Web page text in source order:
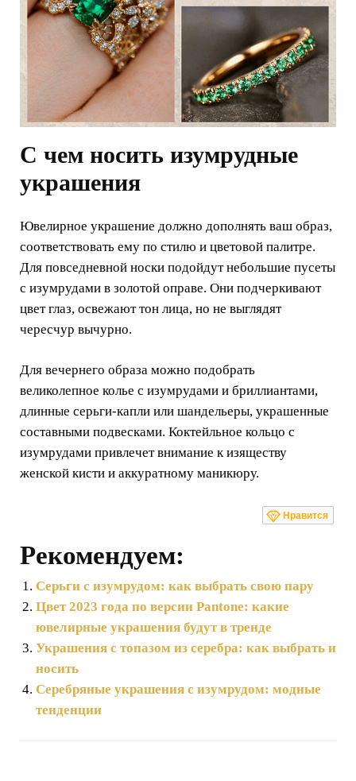
С чем носить изумрудные
украшения
Ювелирное украшение должно дополнять ваш образ,
соответствовать ему по стилю и цветовой палитре.
Для повседневной носки подойдут небольшие пусеты
с изумрудами в золотой оправе. Они подчеркивают
цвет глаз, освежают тон лица, но не выглядят
чересчур вычурно.
Для вечернего образа можно подобрать
великолепное колье с изумрудами и бриллиантами,
длинные серьги-капли или шандельеры, украшенные
составными подвесками. Коктейльное кольцо с
изумрудами привлечет внимание к изяществу
женской кисти и аккуратному маникюру.
Нравится
Рекомендуем:
Серьги с изумрудом: как выбрать свою пару
Цвет 2023 года по версии Pantone: какие
ювелирные украшения будут в тренде
Украшения с топазом из серебра: как выбрать и
носить
Серебряные украшения с изумрудом: модные
тенденции